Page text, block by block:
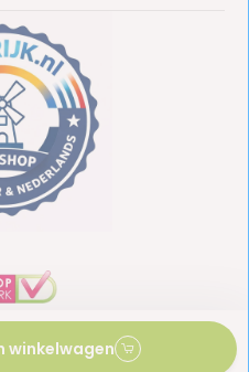
winkelwagen
© Copyright 2026 - Kiesrijk